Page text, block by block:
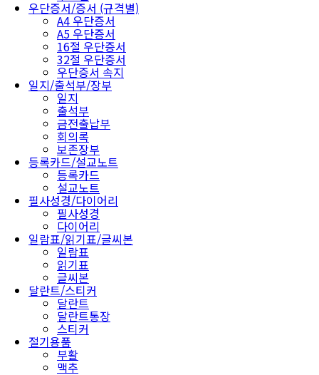
우단증서/증서 (규격별)
A4 우단증서
A5 우단증서
16절 우단증서
32절 우단증서
우단증서 속지
일지/출석부/장부
일지
출석부
금전출납부
회의록
보존장부
등록카드/설교노트
등록카드
설교노트
필사성경/다이어리
필사성경
다이어리
일람표/읽기표/글씨본
일람표
읽기표
글씨본
달란트/스티커
달란트
달란트통장
스티커
절기용품
부활
맥추